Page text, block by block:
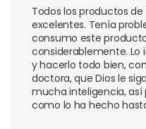
Todos los productos
excelentes. Tenía
consumo este
considerablemente.
y hacerlo todo bien,
doctora, que Dios le
mucha inteligencia, así
como lo ha hecho